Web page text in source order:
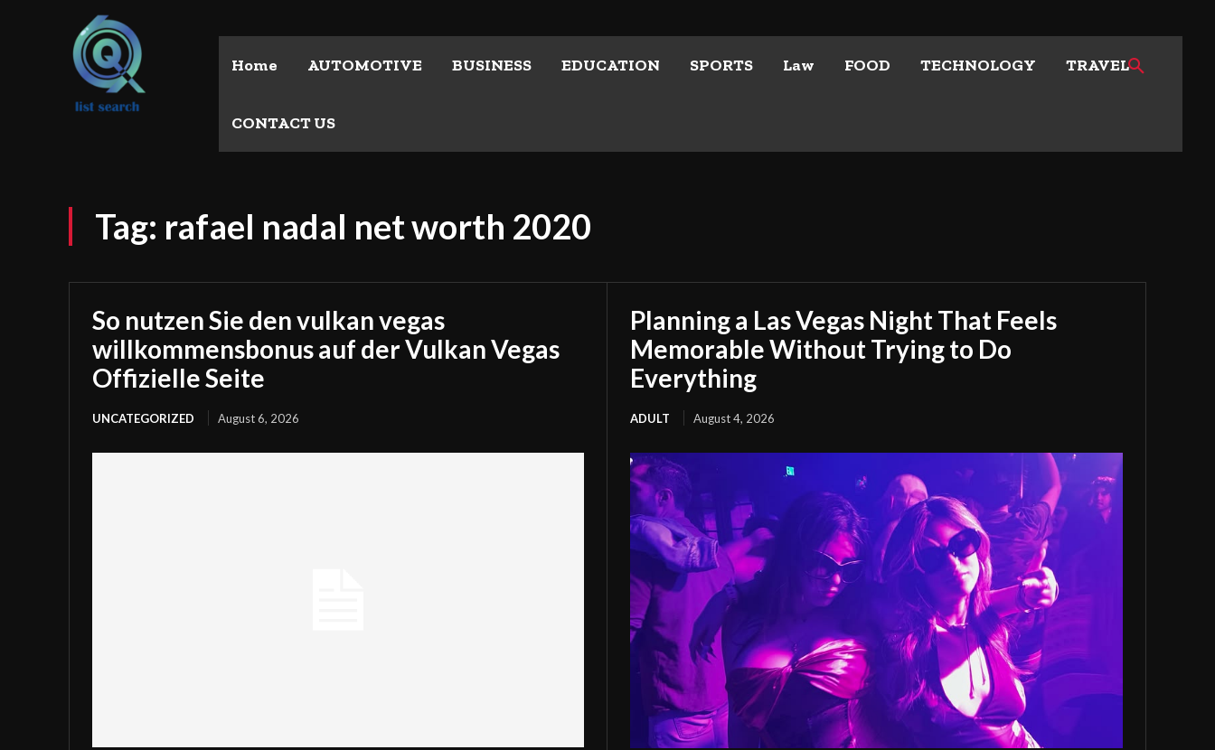
Home AUTOMOTIVE BUSINESS EDUCATION SPORTS Law FOOD TECHNOLOGY TRAVEL
CONTACT US
Tag: rafael nadal net worth 2020
So nutzen Sie den vulkan vegas
willkommensbonus auf der Vulkan Vegas
Offizielle Seite
UNCATEGORIZED August 6, 2026
Planning a Las Vegas Night That Feels
Memorable Without Trying to Do
Everything
ADULT August 4, 2026